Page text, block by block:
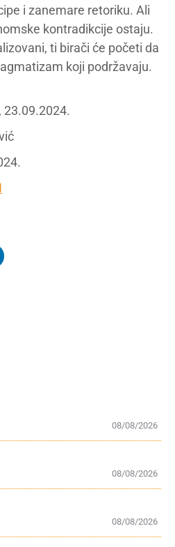
i zanemare retoriku. Ali
kontradikcije ostaju.
ti birači će početi da
koji podržavaju.
, 23.09.2024.
08/08/2026
08/08/2026
08/08/2026